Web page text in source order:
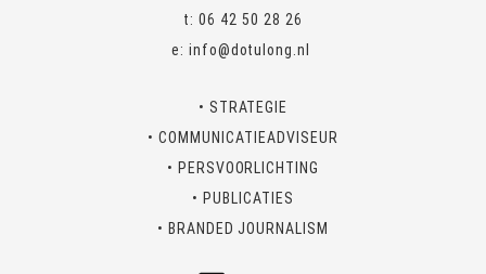
t: 06 42 50 28 26
e: info@dotulong.nl
• STRATEGIE
• COMMUNICATIEADVISEUR
• PERSVOORLICHTING
• PUBLICATIES
• BRANDED JOURNALISM